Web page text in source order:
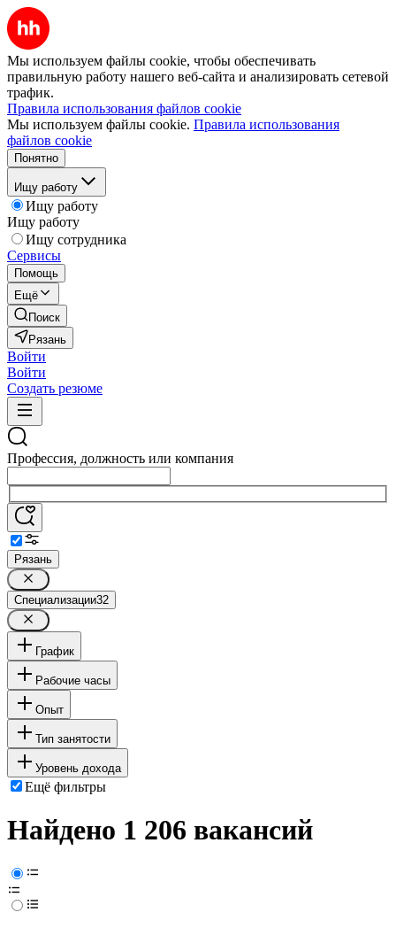
Мы используем файлы cookie, чтобы обеспечивать
правильную работу нашего веб-сайта и анализировать сетевой
трафик.
Правила использования файлов cookie
Мы используем файлы cookie. Правила использования
файлов cookie
Понятно
Ищу работу
Ищу работу
Ищу работу
Ищу сотрудника
Сервисы
Помощь
Ещё
Поиск
Рязань
Войти
Войти
Создать резюме
Профессия, должность или компания
Рязань
Специализации32
График
Рабочие часы
Опыт
Тип занятости
Уровень дохода
Ещё фильтры
Найдено 1 206 вакансий